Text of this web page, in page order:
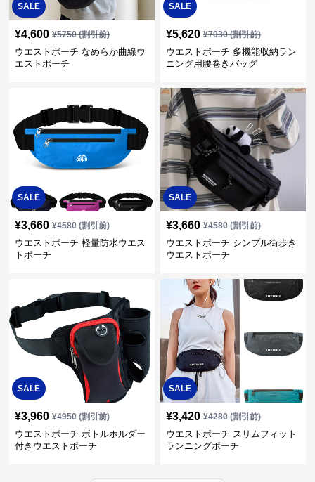
SALE
¥4,600 ¥5750(割引前)
ウエストポーチ なめらか曲線ウ
エストポーチ
SALE
¥5,620 ¥7030(割引前)
ウエストポーチ 多機能収納ラン
ニング用腰巻きバッグ
SALE
¥3,660 ¥4580(割引前)
ウエストポーチ 軽量防水ウエス
トポーチ
SALE
¥3,660 ¥4580(割引前)
ウエストポーチ シンプル街歩き
ウエストポーチ
SALE
¥3,960 ¥4950(割引前)
ウエストポーチ ボトルホルダー
付きウエストポーチ
SALE
¥3,420 ¥4280(割引前)
ウエストポーチ スリムフィット
ランニングポーチ